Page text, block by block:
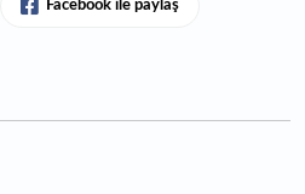
Facebook ile paylaş